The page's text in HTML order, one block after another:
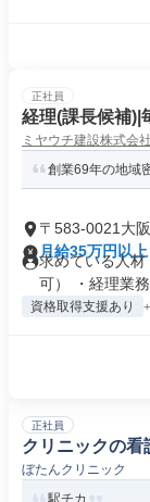
正社員
経理(課長候補)|
ミヤウチ建設株式会社
創業69年の地域
〒583-0021大
月給35万円以上
求めている人
可） ・経理業務
資格取得支援あり
正社員
クリニックの看
ぼたんクリニック
駅チカ